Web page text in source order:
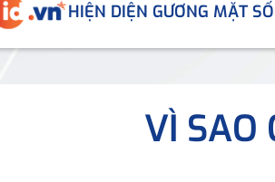
HIỆN DIỆN GƯƠNG MẶT SỐ
VÌ SAO